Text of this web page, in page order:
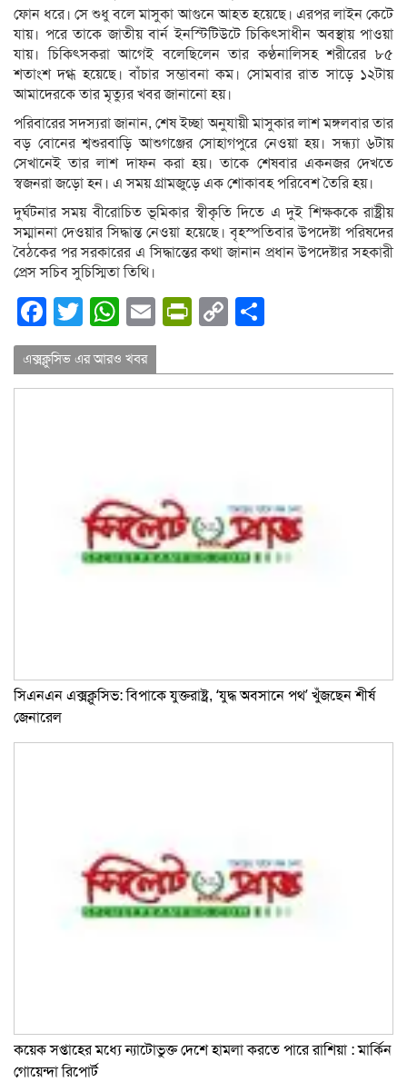
ফোন ধরে। সে শুধু বলে মাসুকা আগুনে আহত হয়েছে। এরপর লাইন কেটে
যায়। পরে তাকে জাতীয় বার্ন ইনস্টিটিউটে চিকিৎসাধীন অবস্থায় পাওয়া
যায়। চিকিৎসকরা আগেই বলেছিলেন তার কণ্ঠনালিসহ শরীরের ৮৫
শতাংশ দগ্ধ হয়েছে। বাঁচার সম্ভাবনা কম। সোমবার রাত সাড়ে ১২টায়
আমাদেরকে তার মৃত্যুর খবর জানানো হয়।
পরিবারের সদস্যরা জানান, শেষ ইচ্ছা অনুযায়ী মাসুকার লাশ মঙ্গলবার তার
বড় বোনের শ্বশুরবাড়ি আশুগঞ্জের সোহাগপুরে নেওয়া হয়। সন্ধ্যা ৬টায়
সেখানেই তার লাশ দাফন করা হয়। তাকে শেষবার একনজর দেখতে
স্বজনরা জড়ো হন। এ সময় গ্রামজুড়ে এক শোকাবহ পরিবেশ তৈরি হয়।
দুর্ঘটনার সময় বীরোচিত ভূমিকার স্বীকৃতি দিতে এ দুই শিক্ষককে রাষ্ট্রীয়
সম্মাননা দেওয়ার সিদ্ধান্ত নেওয়া হয়েছে। বৃহস্পতিবার উপদেষ্টা পরিষদের
বৈঠকের পর সরকারের এ সিদ্ধান্তের কথা জানান প্রধান উপদেষ্টার সহকারী
প্রেস সচিব সুচিস্মিতা তিথি।
Facebook
Twitter
WhatsApp
EmailPrintFriendly
Copy
এক্সক্লুসিভ এর আরও খবর
সিএনএন এক্সক্লুসিভ: বিপাকে যুক্তরাষ্ট্র, ‘যুদ্ধ অবসানে পথ’ খুঁজছেন শীর্ষ
জেনারেল
কয়েক সপ্তাহের মধ্যে ন্যাটোভুক্ত দেশে হামলা করতে পারে রাশিয়া : মার্কিন
গোয়েন্দা রিপোর্ট